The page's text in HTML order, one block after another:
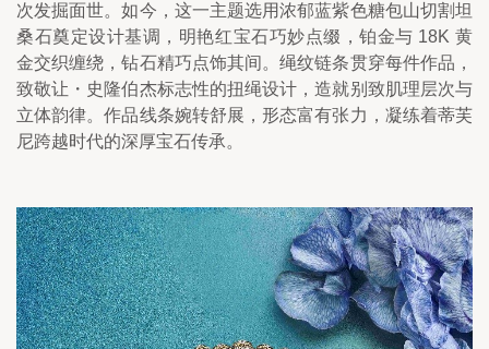
次发掘面世。如今，这一主题选用浓郁蓝紫色糖包山切割坦
桑石奠定设计基调，明艳红宝石巧妙点缀，铂金与 18K 黄
金交织缠绕，钻石精巧点饰其间。绳纹链条贯穿每件作品，
致敬让・史隆伯杰标志性的扭绳设计，造就别致肌理层次与
立体韵律。作品线条婉转舒展，形态富有张力，凝练着蒂芙
尼跨越时代的深厚宝石传承。